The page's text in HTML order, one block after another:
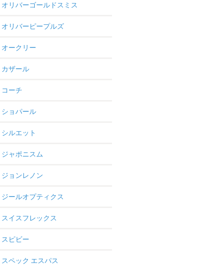
オリバーゴールドスミス
オリバーピープルズ
オークリー
カザール
コーチ
ショパール
シルエット
ジャポニスム
ジョンレノン
ジールオプティクス
スイスフレックス
スピビー
スペック エスパス